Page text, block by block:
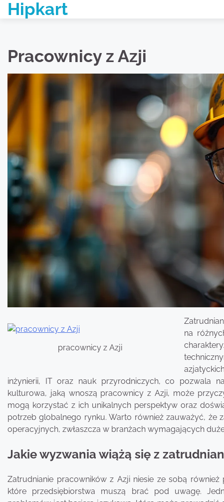
SkipHipkart
Pracownicy z Azji
pracownicy z Azji
na
inżynierii, IT oraz nauk przyrodniczych, co pozwala
kulturowa, jaką wnoszą pracownicy z Azji, może
mogą korzystać z ich unikalnych perspektyw oraz
potrzeb globalnego rynku. Warto również zauważyć,
operacyjnych, zwłaszcza w branżach wymagających
Jakie wyzwania wiążą się z
Zatrudnianie pracowników z Azji niesie ze sobą również
które przedsiębiorstwa muszą brać pod uwagę.